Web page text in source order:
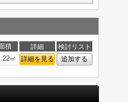
積 詳細
検討リスト
㎡ 詳細を見る 追加する